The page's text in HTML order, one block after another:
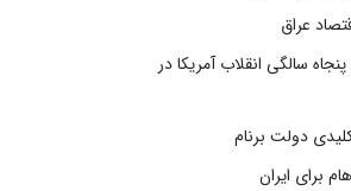
عراق
سالگی انقلاب آمریکا در
دولت برنام
برای ایران